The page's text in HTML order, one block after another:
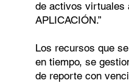
de activos virtuales
APLICACIÓN.”
Los recursos que
en tiempo, se
de reporte con